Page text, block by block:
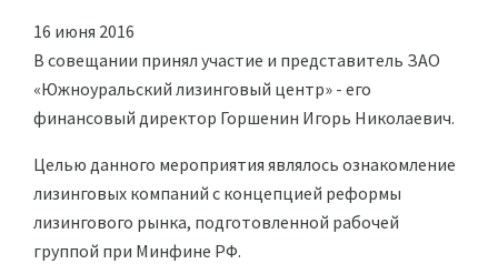
16 июня 2016
В совещании принял участие и представитель ЗАО
«Южноуральский лизинговый центр» - его
финансовый директор Горшенин Игорь Николаевич.
Целью данного мероприятия являлось ознакомление
лизинговых компаний с концепцией реформы
лизингового рынка, подготовленной рабочей
группой при Минфине РФ.